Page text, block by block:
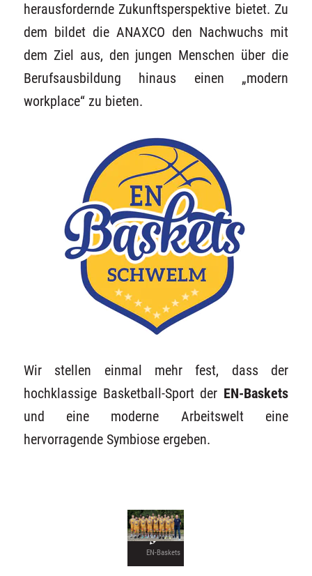
herausfordernde Zukunftsperspektive bietet. Zu
dem bildet die ANAXCO den Nachwuchs mit
dem Ziel aus, den jungen Menschen über die
Berufsausbildung hinaus einen „modern
workplace“ zu bieten.
Wir stellen einmal mehr fest, dass der
hochklassige Basketball-Sport der EN-Baskets
und eine moderne Arbeitswelt eine
hervorragende Symbiose ergeben.
EN-Baskets